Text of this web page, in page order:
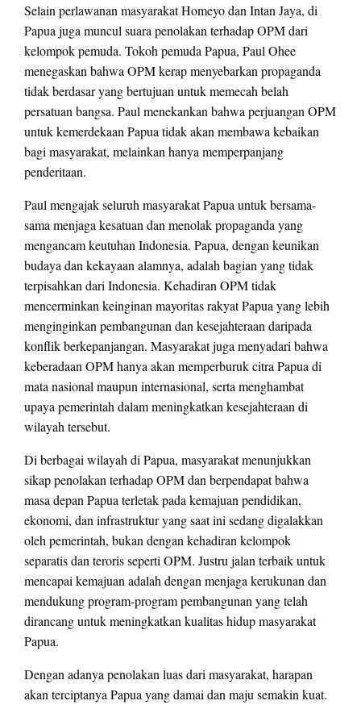
Selain perlawanan masyarakat Homeyo dan Intan Jaya, di
Papua juga muncul suara penolakan terhadap OPM dari
kelompok pemuda. Tokoh pemuda Papua, Paul Ohee
menegaskan bahwa OPM kerap menyebarkan propaganda
tidak berdasar yang bertujuan untuk memecah belah
persatuan bangsa. Paul menekankan bahwa perjuangan OPM
untuk kemerdekaan Papua tidak akan membawa kebaikan
bagi masyarakat, melainkan hanya memperpanjang
penderitaan.
Paul mengajak seluruh masyarakat Papua untuk bersama-
sama menjaga kesatuan dan menolak propaganda yang
mengancam keutuhan Indonesia. Papua, dengan keunikan
budaya dan kekayaan alamnya, adalah bagian yang tidak
terpisahkan dari Indonesia. Kehadiran OPM tidak
mencerminkan keinginan mayoritas rakyat Papua yang lebih
menginginkan pembangunan dan kesejahteraan daripada
konflik berkepanjangan. Masyarakat juga menyadari bahwa
keberadaan OPM hanya akan memperburuk citra Papua di
mata nasional maupun internasional, serta menghambat
upaya pemerintah dalam meningkatkan kesejahteraan di
wilayah tersebut.
Di berbagai wilayah di Papua, masyarakat menunjukkan
sikap penolakan terhadap OPM dan berpendapat bahwa
masa depan Papua terletak pada kemajuan pendidikan,
ekonomi, dan infrastruktur yang saat ini sedang digalakkan
oleh pemerintah, bukan dengan kehadiran kelompok
separatis dan teroris seperti OPM. Justru jalan terbaik untuk
mencapai kemajuan adalah dengan menjaga kerukunan dan
mendukung program-program pembangunan yang telah
dirancang untuk meningkatkan kualitas hidup masyarakat
Papua.
Dengan adanya penolakan luas dari masyarakat, harapan
akan terciptanya Papua yang damai dan maju semakin kuat.